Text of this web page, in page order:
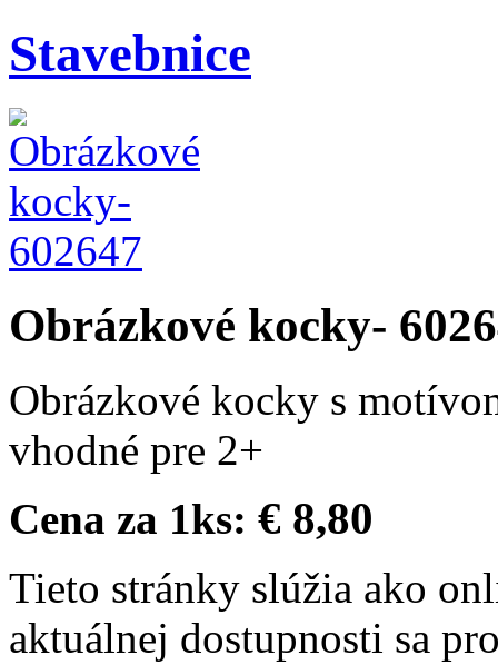
Stavebnice
Obrázkové kocky-
Obrázkové kocky s
vhodné pre 2+
Cena za 1ks: € 8,80
Tieto stránky slúžia ako
aktuálnej dostupnosti sa